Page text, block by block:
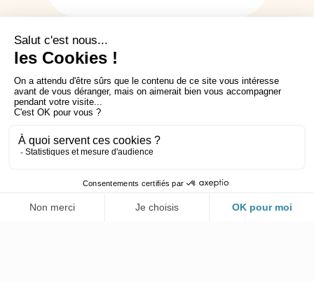
5. La capacité de créer
un réseau et une
communauté aidante
Ainsi, nous créons un réseau et une
communauté aidante propice au